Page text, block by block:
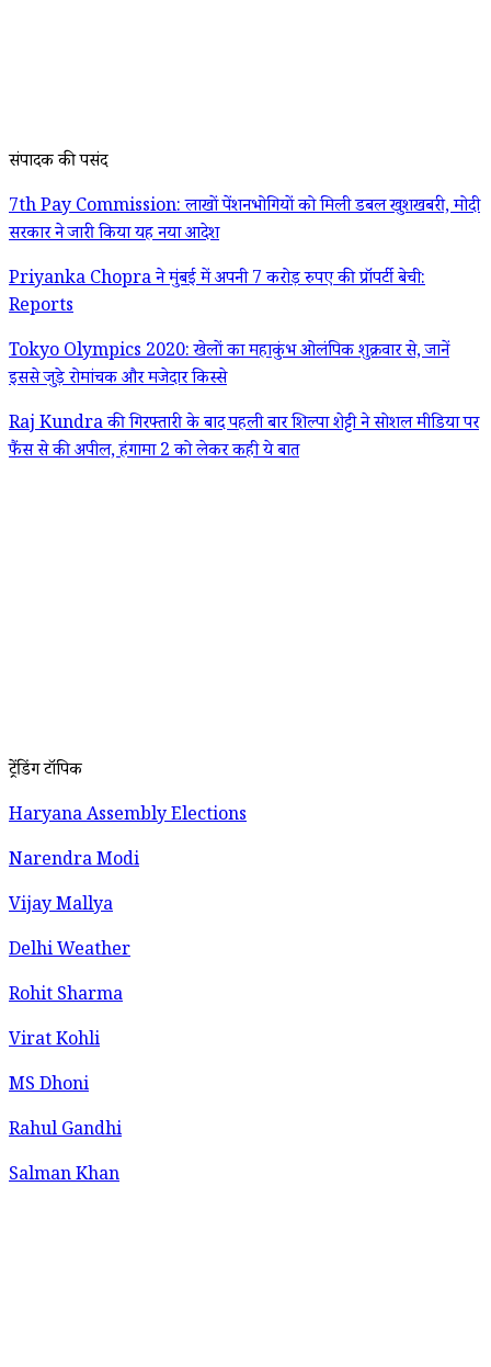
संपादक की पसंद
7th Pay Commission: लाखों पेंशनभोगियों को मिली डबल खुशखबरी, मोदी
सरकार ने जारी किया यह नया आदेश
Priyanka Chopra ने मुंबई में अपनी 7 करोड़ रुपए की प्रॉपर्टी बेची:
Reports
Tokyo Olympics 2020: खेलों का महाकुंभ ओलंपिक शुक्रवार से, जानें
इससे जुड़े रोमांचक और मजेदार किस्से
Raj Kundra की गिरफ्तारी के बाद पहली बार शिल्पा शेट्टी ने सोशल मीडिया पर
फैंस से की अपील, हंगामा 2 को लेकर कही ये बात
ट्रेंडिंग टॉपिक
Haryana Assembly Elections
Narendra Modi
Vijay Mallya
Delhi Weather
Rohit Sharma
Virat Kohli
MS Dhoni
Rahul Gandhi
Salman Khan